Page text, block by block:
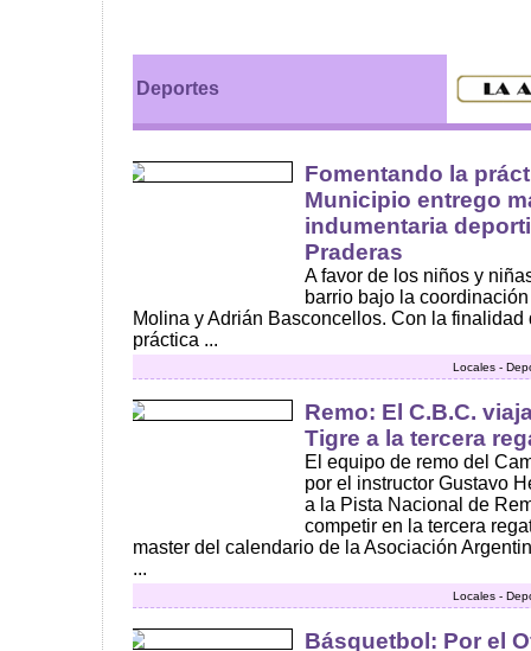
Deportes
Fomentando la
Municipio entrego
indumentaria
Praderas
A favor de los niños y
barrio bajo la
Molina y Adrián Basconcellos. Con la
práctica ...
Locales -
Remo: El C.B.C.
Tigre a la tercera
El equipo de remo del
por el instructor Gustavo
a la Pista Nacional de
competir en la tercera
master del calendario de la Asociación
...
Locales -
Básquetbol: Por el